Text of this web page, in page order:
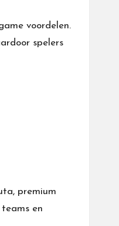
voordelen.
spelers
premium
en